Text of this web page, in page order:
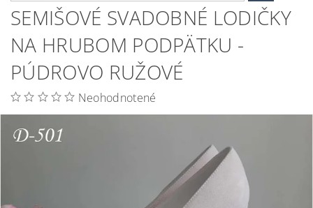
SEMIŠOVÉ SVADOBNÉ LODIČKY
NA HRUBOM PODPÄTKU -
PÚDROVO RUŽOVÉ
Neohodnotené